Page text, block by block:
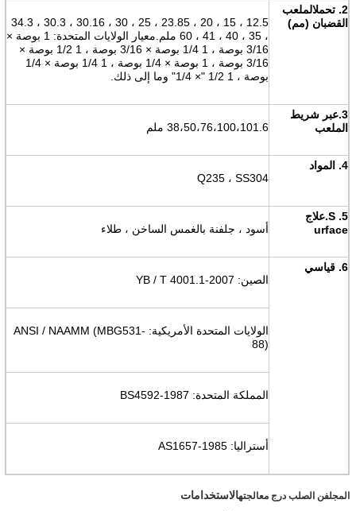
2. تحمل
الملعب
القضبان (مم)
12.5 ، 15 ، 20 ، 23.85 ، 25 ، 30 ، 30.16 ، 30.3 ، 34.3
، 35 ، 40 ، 41 ، 60 ملم.معيار الولايات المتحدة: 1 بوصة ×
3/16 بوصة ، 1 1/4 بوصة × 3/16 بوصة ، 1 1/2 بوصة ×
3/16 بوصة ، 1 بوصة × 1/4 بوصة ، 1 1/4 بوصة × 1/4
بوصة ، 1 1/2 "× 1/4" وما إلى ذلك.
3. عبر شريط
الملعب
38،50،76،100،101.6 ملم
4. المواد
Q235 ، SS304
5. S.
علاج
urface
أسود ، جلفنة بالغمس الساخن ، طلاء
6. قياسي
الصين: YB / T 4001.1-2007
الولايات المتحدة الأمريكية: ANSI / NAAMM (MBG531-
88)
المملكة المتحدة: BS4592-1987
أستراليا: AS1657-1985
المجلفن الصلب درج معالجتهالاستخدامات